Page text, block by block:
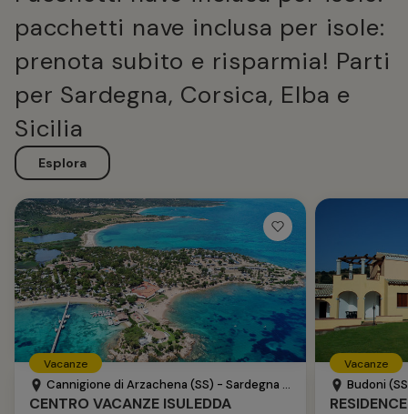
pacchetti nave inclusa per isole:
prenota subito e risparmia! Parti
per Sardegna, Corsica, Elba e
Sicilia
Esplora
Vacanze
Cannigione di Arzachena (SS) - Sardegna - Italia
CENTRO VACANZE ISULEDDA
Vacanze
Budoni